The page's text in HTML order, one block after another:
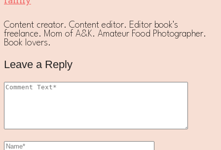
Content creator. Content editor. Editor book's
freelance. Mom of A&K. Amateur Food Photographer.
Book lovers.
Leave a Reply